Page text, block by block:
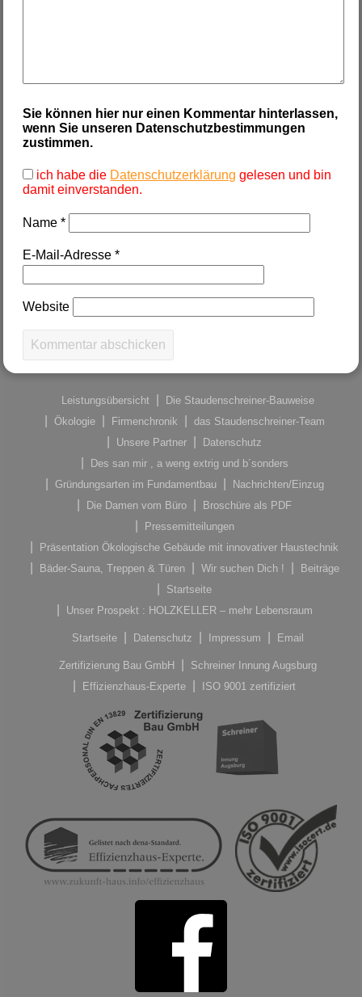
Sie können hier nur einen Kommentar hinterlassen,
wenn Sie unseren Datenschutzbestimmungen
zustimmen.
ich habe die Datenschutzerklärung gelesen und bin
damit einverstanden.
Name*
E-Mail-Adresse*
Website
Leistungsübersicht
Die Staudenschreiner-Bauweise
Ökologie
Firmenchronik
das Staudenschreiner-Team
Unsere Partner
Datenschutz
Des san mir , a weng extrig und b´sonders
Gründungsarten im Fundamentbau
Nachrichten/Einzug
Die Damen vom Büro
Broschüre als PDF
Pressemitteilungen
Präsentation Ökologische Gebäude mit innovativer Haustechnik
Bäder-Sauna, Treppen & Türen
Wir suchen Dich !
Beiträge
Startseite
Unser Prospekt : HOLZKELLER – mehr Lebensraum
Startseite Datenschutz Impressum Email
Zertifizierung Bau GmbH
Schreiner Innung Augsburg
Effizienzhaus-Experte
ISO 9001 zertifiziert